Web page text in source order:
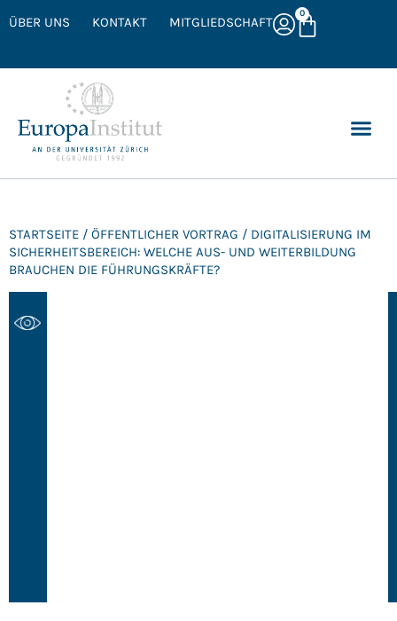
ÜBER UNS KONTAKT MITGLIEDSCHAFT
0
STARTSEITE / ÖFFENTLICHER VORTRAG / DIGITALISIERUNG IM
SICHERHEITSBEREICH: WELCHE AUS- UND WEITERBILDUNG
BRAUCHEN DIE FÜHRUNGSKRÄFTE?